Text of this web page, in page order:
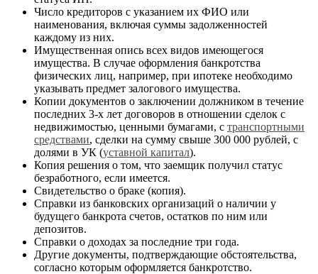
Число кредиторов с указанием их ФИО или
наименования, включая суммы задолженностей
каждому из них.
Имущественная опись всех видов имеющегося
имущества. В случае оформления банкротства
физических лиц, например, при ипотеке необходимо
указывать предмет залогового имущества.
Копии документов о заключении должником в течение
последних 3-х лет договоров в отношении сделок с
недвижимостью, ценными бумагами, с транспортными
средствами, сделки на сумму свыше 300 000 рублей, с
долями в УК (уставной капитал).
Копия решения о том, что заемщик получил статус
безработного, если имеется.
Свидетельство о браке (копия).
Справки из банковских организаций о наличии у
будущего банкрота счетов, остатков по ним или
депозитов.
Справки о доходах за последние три года.
Другие документы, подтверждающие обстоятельства,
согласно которым оформляется банкротство.